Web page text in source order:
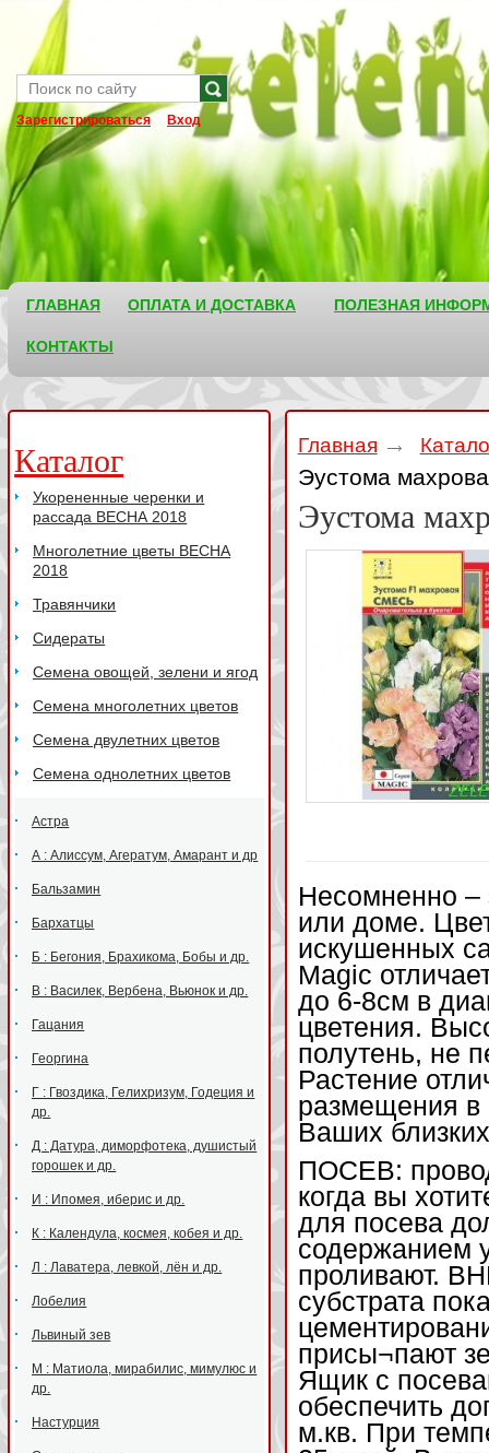
Зарегистрироваться Вход
ГЛАВНАЯ ОПЛАТА И ДОСТАВКА ПОЛЕЗНАЯ
КОНТАКТЫ
Каталог
Укорененные черенки и
рассада ВЕСНА 2018
Многолетние цветы ВЕСНА
2018
Травянчики
Сидераты
Семена овощей, зелени и ягод
Семена многолетних цветов
Семена двулетних цветов
Семена однолетних цветов
Астра
А : Алиссум, Агератум, Амарант и др
Бальзамин
Бархатцы
Б : Бегония, Брахикома, Бобы и др.
В : Василек, Вербена, Вьюнок и др.
Гацания
Георгина
Г : Гвоздика, Гелихризум, Годеция и
др.
Д : Датура, диморфотека, душистый
горошек и др.
И : Ипомея, иберис и др.
К : Календула, космея, кобея и др.
Л : Лаватера, левкой, лён и др.
Лобелия
Львиный зев
М : Матиола, мирабилис, мимулюс и
др.
Настурция
Главная
Эустома
Эустома
Несомненно –
или доме.
искушенных
Magic
до 6-8см в
цветения.
полутень, не
Растение
размещения в
Ваших
ПОСЕВ:
когда вы
для посева
содержанием
проливают.
субстрата
присы¬пают
Ящик с
обеспечить
м.кв. При